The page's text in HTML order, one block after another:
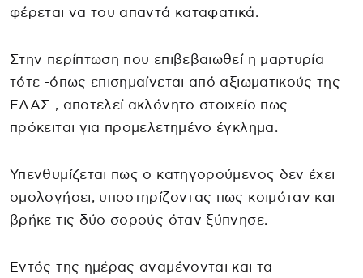
φέρεται να του απαντά καταφατικά.
Στην περίπτωση που επιβεβαιωθεί η μαρτυρία
τότε -όπως επισημαίνεται από αξιωματικούς της
ΕΛΑΣ-, αποτελεί ακλόνητο στοιχείο πως
πρόκειται για προμελετημένο έγκλημα.
Υπενθυμίζεται πως ο κατηγορούμενος δεν έχει
ομολογήσει, υποστηρίζοντας πως κοιμόταν και
βρήκε τις δύο σορούς όταν ξύπνησε.
Εντός της ημέρας αναμένονται και τα